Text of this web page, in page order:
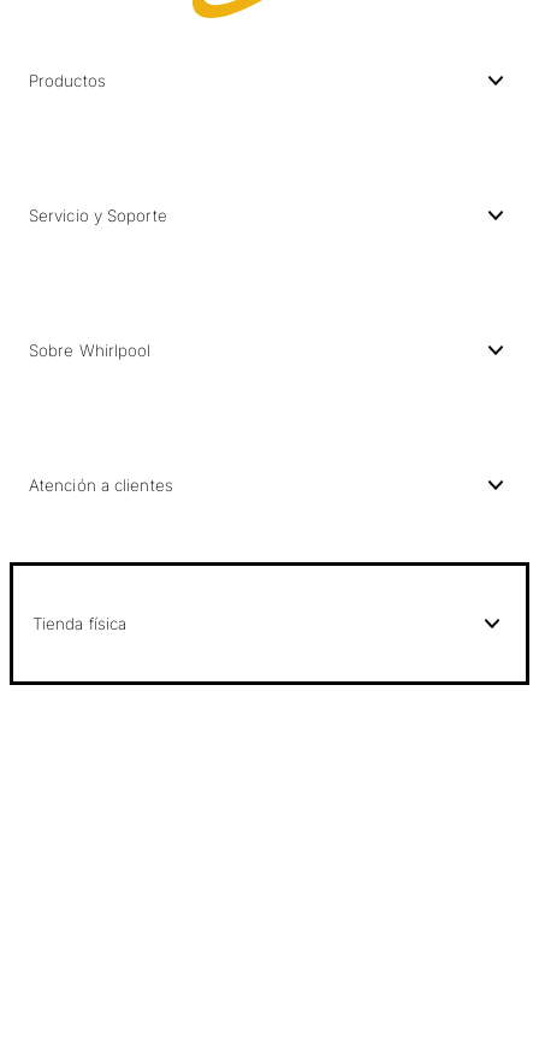
Productos
Servicio y Soporte
Sobre Whirlpool
Atención a clientes
Tienda física